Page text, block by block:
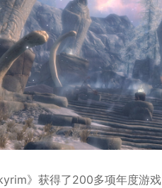
》获得了200多项年度游